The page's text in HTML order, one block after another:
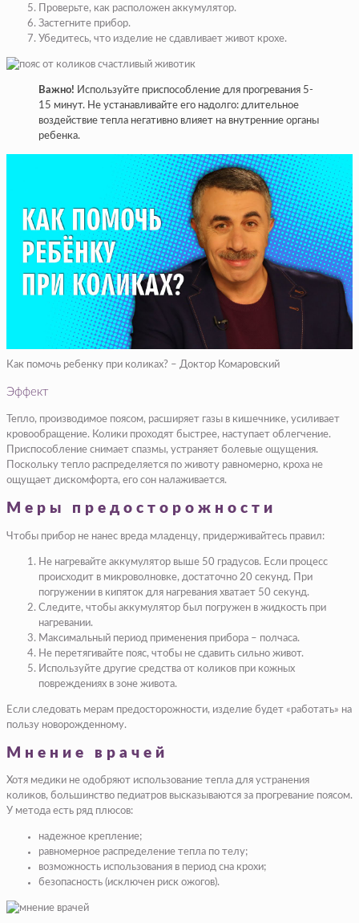
Проверьте, как расположен аккумулятор.
Застегните прибор.
Убедитесь, что изделие не сдавливает живот крохе.
Важно! Используйте приспособление для прогревания 5-
15 минут. Не устанавливайте его надолго: длительное
воздействие тепла негативно влияет на внутренние органы
ребенка.
Как помочь ребенку при коликах? – Доктор Комаровский
Эффект
Тепло, производимое поясом, расширяет газы в кишечнике, усиливает
кровообращение. Колики проходят быстрее, наступает облегчение.
Приспособление снимает спазмы, устраняет болевые ощущения.
Поскольку тепло распределяется по животу равномерно, кроха не
ощущает дискомфорта, его сон налаживается.
Меры предосторожности
Чтобы прибор не нанес вреда младенцу, придерживайтесь правил:
Не нагревайте аккумулятор выше 50 градусов. Если процесс
происходит в микроволновке, достаточно 20 секунд. При
погружении в кипяток для нагревания хватает 50 секунд.
Следите, чтобы аккумулятор был погружен в жидкость при
нагревании.
Максимальный период применения прибора – полчаса.
Не перетягивайте пояс, чтобы не сдавить сильно живот.
Используйте другие средства от коликов при кожных
повреждениях в зоне живота.
Если следовать мерам предосторожности, изделие будет «работать» на
пользу новорожденному.
Мнение врачей
Хотя медики не одобряют использование тепла для устранения
коликов, большинство педиатров высказываются за прогревание поясом.
У метода есть ряд плюсов:
надежное крепление;
равномерное распределение тепла по телу;
возможность использования в период сна крохи;
безопасность (исключен риск ожогов).